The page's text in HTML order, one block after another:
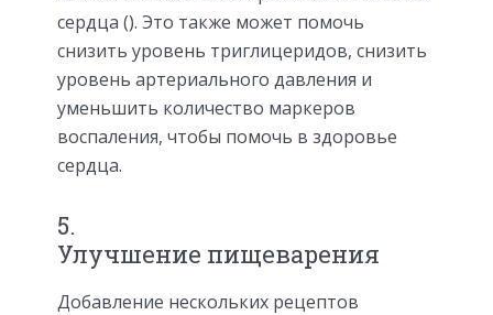
сердца (). Это также может помочь
снизить уровень триглицеридов, снизить
уровень артериального давления и
уменьшить количество маркеров
воспаления, чтобы помочь в здоровье
сердца.
5.
Улучшение пищеварения
Добавление нескольких рецептов